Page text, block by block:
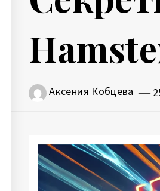
Аксения Кобцева